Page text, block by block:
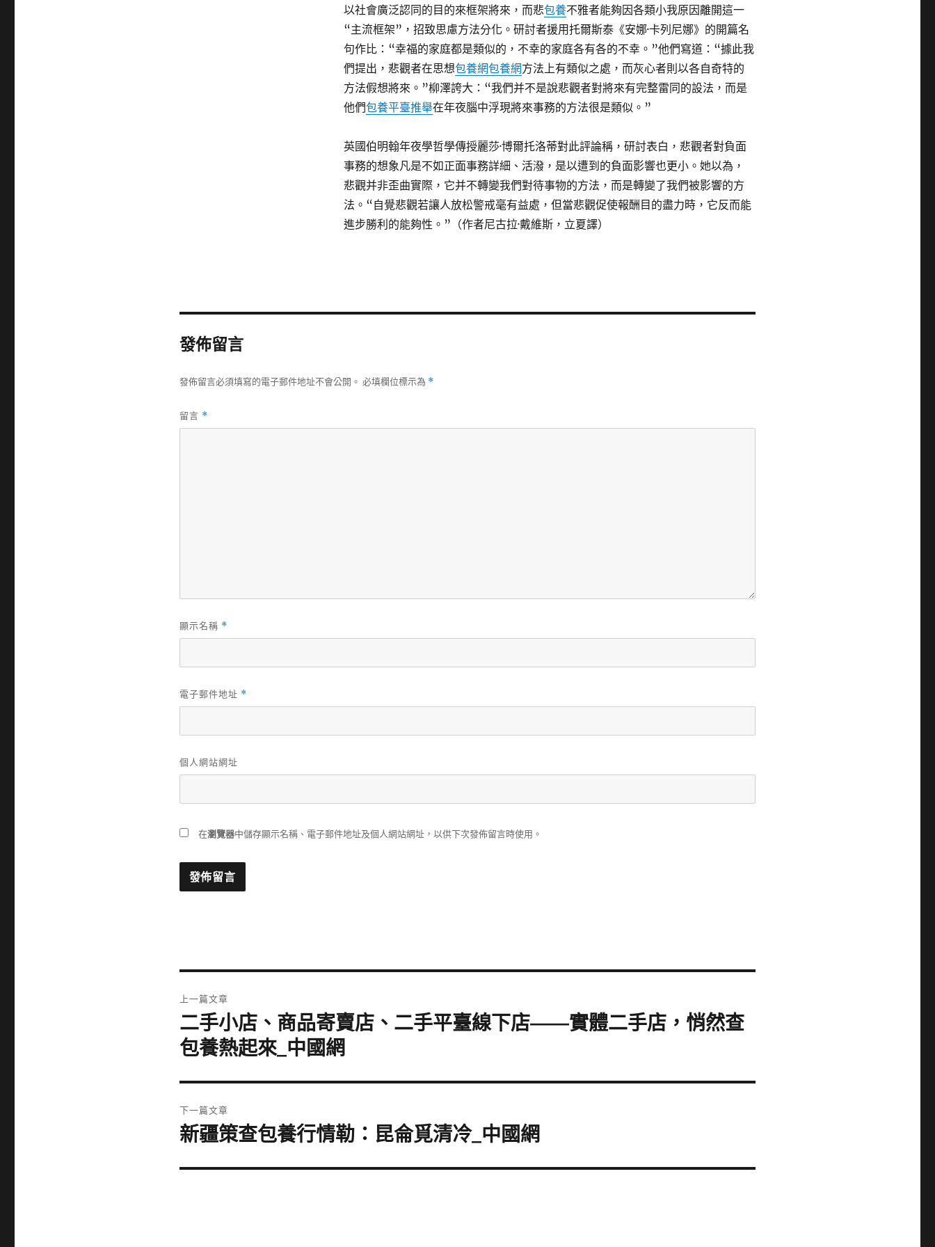
以社會廣泛認同的目的來框架將來，而悲包養不雅者能夠因各類小我原因離開這一
“主流框架”，招致思慮方法分化。研討者援用托爾斯泰《安娜·卡列尼娜》的開篇名
句作比：“幸福的家庭都是類似的，不幸的家庭各有各的不幸。”他們寫道：“據此我
們提出，悲觀者在思想包養網包養網方法上有類似之處，而灰心者則以各自奇特的
方法假想將來。”柳澤誇大：“我們并不是說悲觀者對將來有完整雷同的設法，而是
他們包養平臺推舉在年夜腦中浮現將來事務的方法很是類似。”
英國伯明翰年夜學哲學傳授麗莎·博爾托洛蒂對此評論稱，研討表白，悲觀者對負面
事務的想象凡是不如正面事務詳細、活潑，是以遭到的負面影響也更小。她以為，
悲觀并非歪曲實際，它并不轉變我們對待事物的方法，而是轉變了我們被影響的方
法。“自覺悲觀若讓人放松警戒毫有益處，但當悲觀促使報酬目的盡力時，它反而能
進步勝利的能夠性。”（作者尼古拉·戴維斯，立夏譯）
發佈留言
發佈留言必須填寫的電子郵件地址不會公開。 必填欄位標示為 *
留言 *
顯示名稱 *
電子郵件地址 *
個人網站網址
在瀏覽器中儲存顯示名稱、電子郵件地址及個人網站網址，以供下次發佈留言時使用。
章
導
上一篇文章
上
一
篇
文
二手小店、商品寄賣店、二手平臺線下店——實體二手店，悄然查
包養熱起來_中國網
下一篇文章
下
篇
新疆策查包養行情勒：昆侖覓清冷_中國網